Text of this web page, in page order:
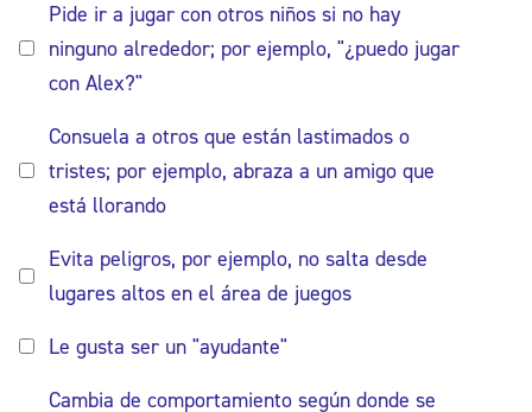
Pide ir a jugar con otros niños si no hay
ninguno alrededor; por ejemplo, "¿puedo jugar
con Alex?"
Consuela a otros que están lastimados o
tristes; por ejemplo, abraza a un amigo que
está llorando
Evita peligros, por ejemplo, no salta desde
lugares altos en el área de juegos
Le gusta ser un "ayudante"
Cambia de comportamiento según donde se